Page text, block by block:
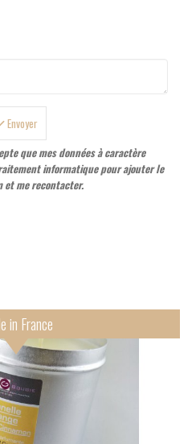
Envoyer
que mes données à caractère
informatique pour ajouter le
et me recontacter.